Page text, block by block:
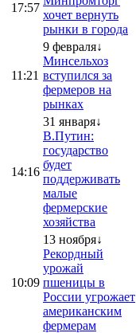
17:57
хочет вернуть
рынки в города
11:21
9 февраля↓
Минсельхоз
вступился за
фермеров на
рынках
14:16
31 января↓
В.Путин:
государство
будет
поддерживать
малые
фермерские
хозяйства
10:09
13 ноября↓
Рекордный
урожай
пшеницы в
России угрожает
американским
фермерам